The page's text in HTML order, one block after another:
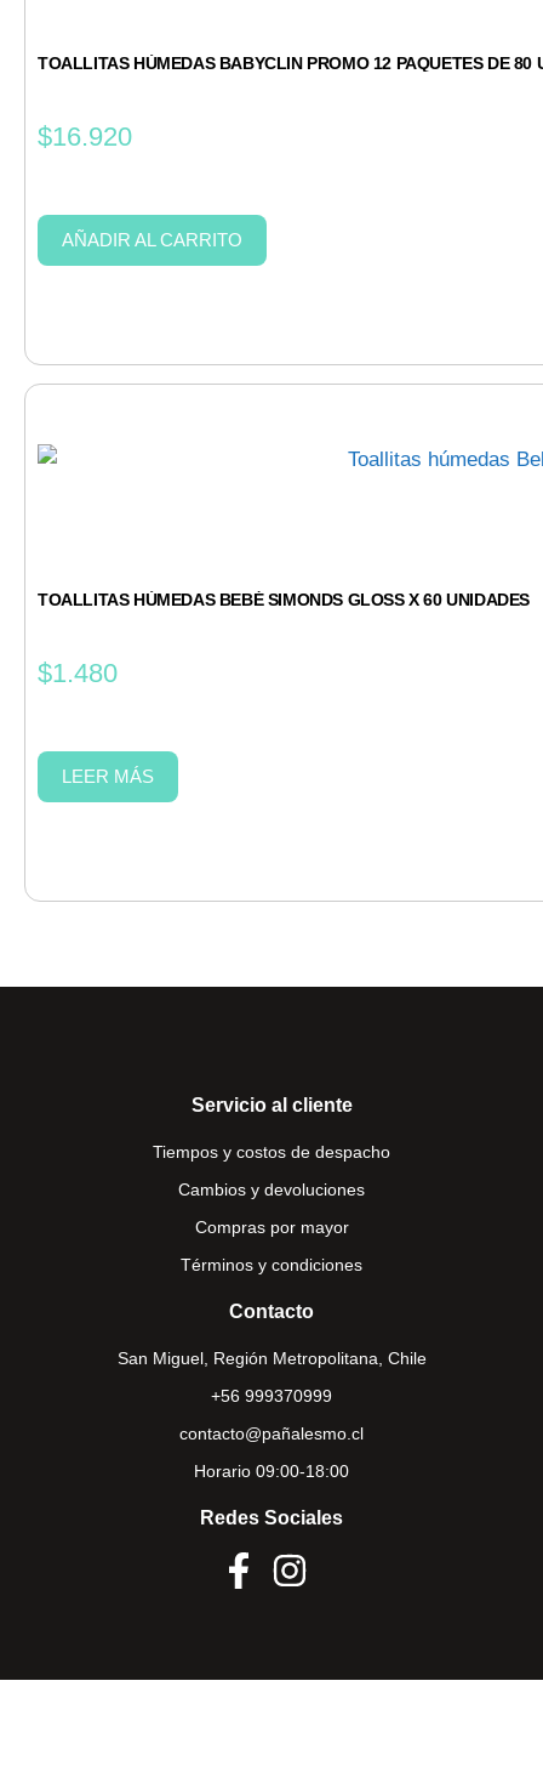
TOALLITAS HÚMEDAS BABYCLIN PROMO 12 PAQUETES DE 80
$16.920
AÑADIR AL CARRITO
TOALLITAS HÚMEDAS BEBÉ SIMONDS GLOSS X 60 UNIDADES
$1.480
LEER MÁS
Servicio al cliente
Tiempos y costos de despacho
Cambios y devoluciones
Compras por mayor
Términos y condiciones
Contacto
San Miguel, Región Metropolitana, Chile
+56 999370999
contacto@pañalesmo.cl
Horario 09:00-18:00
Redes Sociales